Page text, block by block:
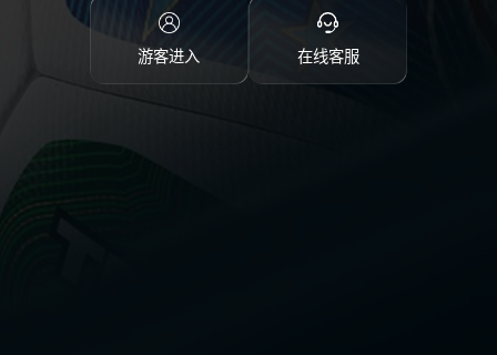
游客进入 在线客服